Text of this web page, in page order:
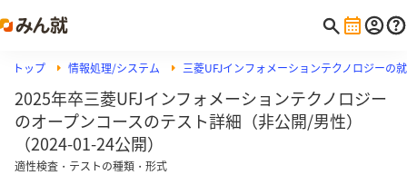
トップ 情報処理/システム 三菱UFJインフォメーションテクノロジーの
2025年卒三菱UFJインフォメーションテクノロジー
のオープンコースのテスト詳細（非公開/男性）
（2024-01-24公開）
適性検査・テストの種類・形式